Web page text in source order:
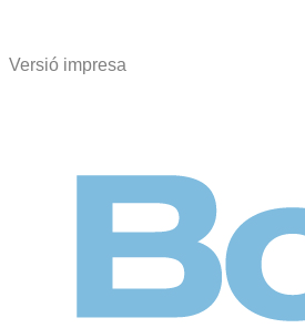
Versió impresa